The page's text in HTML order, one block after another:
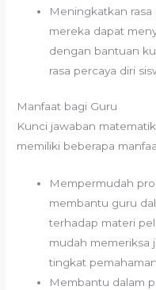
Meningkatkan
mereka dapat
dengan bantuan
rasa percaya diri
Manfaat bagi Guru
Kunci jawaban
memiliki beberapa
Mempermudah
membantu guru
terhadap materi
mudah memeriksa
tingkat
Membantu dalam